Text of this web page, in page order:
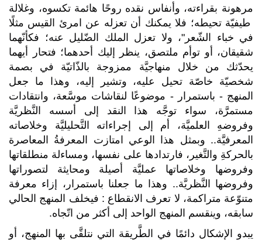
مرهونة بقراءته، وأنفاس نقده روحًا هائمة تكسوه، وغلالة
طيفيّة تحيطه؛ فلا يمكنك أن تعزله عن امرئ القيس مثلًا
في خباء الشّعر"، ولا تعزل الملك الضّليل عنه؛ فكأنّهما
شقيقان، أو توأم ملتصق، ينظر إليك أحدهما؛ فتحار أيهما
يحدّثك من خلال منهاجيَّة ممزوجة بالذّاتيّة في بصمة
شخصيّة خاصّة تحيل عليه، وتشير إليه، وهذا ما جعل
المنهج - باستمرار - موضوعًا لنقاشات موسَّعة، وانتقادات
مستمرَّة، سواء توجَّه هذا النقد إلى أسسه النَّظريَّة
وفروضهِ العلميَّة، أم إلى إجراءاته التَّحليليَّة وخلاصاته
المعرفيَّة.. وبمثل هذا الوعي امتازت المعرفةُ المعاصرة
بالحركةِ والتَّغير، فارتدادها على نفسها، ومساءلة منطلقاتها
وفروضها وخلاصاتها عمليَّة أصيلة ومحايثة لتصوراتها
وفروضها النَّظريَّة.. وهذا ما جعلنا باستمرار، إزاء معرفة
متنوّعة متراكمة، لا تعرف الانقطاع : فيخلف المنهج الحالي
سابقه، وينقسم المنهج الواحد إلى أكثر من اتّجاه.
يبدو الإشكال دائمًا في الطَّريقة التي نتلقَّى بها المنهج، أو